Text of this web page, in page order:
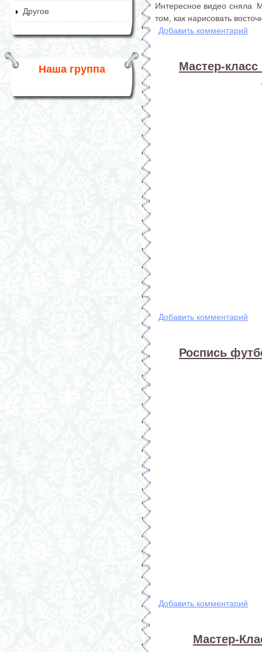
Другое
Наша группа
Интересное видео сняла
том, как нарисовать
Добавить комментарий
Мастер-класс
Добавить комментарий
Роспись
Добавить комментарий
Мастер-